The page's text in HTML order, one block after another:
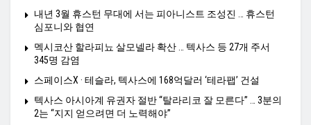
내년 3월 휴스턴 무대에 서는 피아니스트 조성진 … 휴스턴
심포니와 협연
멕시코산 할라피뇨 살모넬라 확산 … 텍사스 등 27개 주서
345명 감염
스페이스X · 테슬라, 텍사스에 168억달러 ‘테라팹’ 건설
텍사스 아시아계 유권자 절반 “탈라리코 잘 모른다” … 3분의
2는 “지지 얻으려면 더 노력해야”